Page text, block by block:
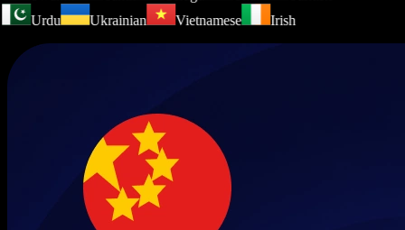
Urdu
Ukrainian Vietnamese Irish